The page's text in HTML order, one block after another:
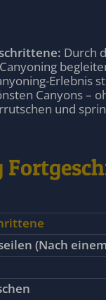
Durch
Erlebnis
Canyons –
und
(Nach